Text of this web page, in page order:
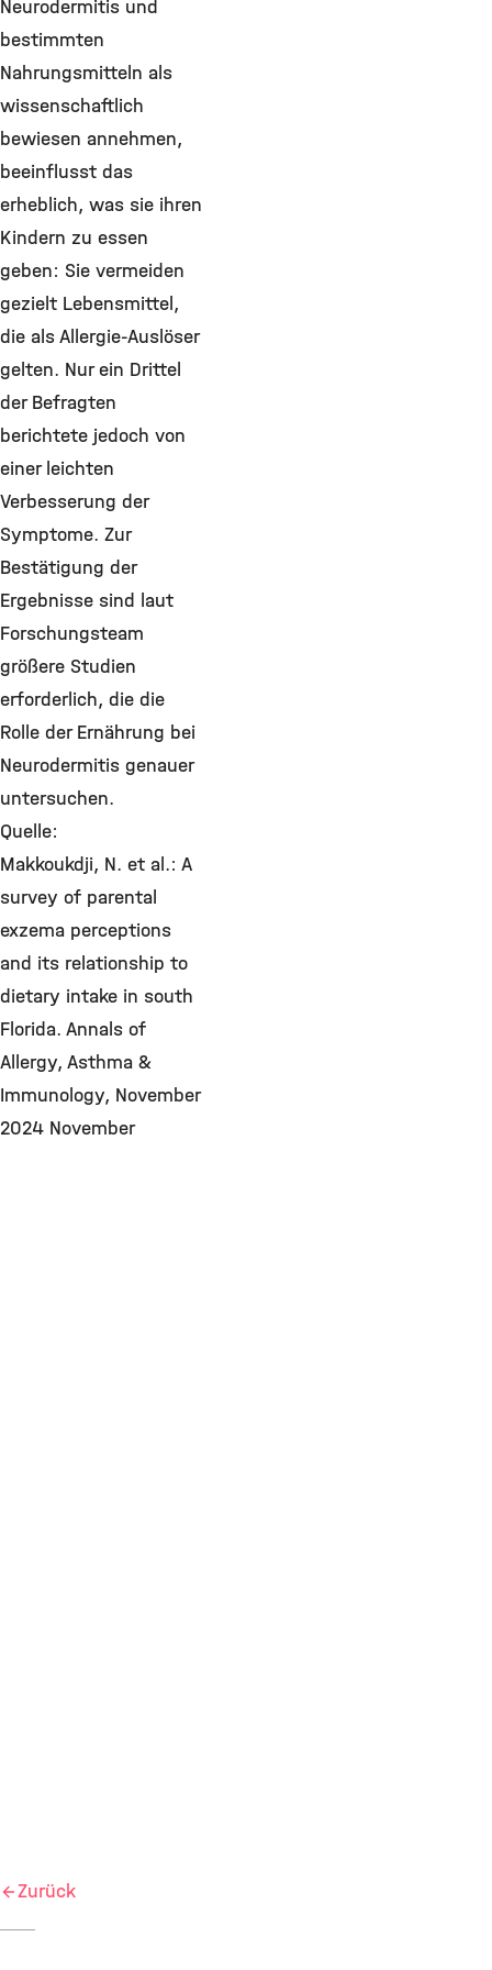
Neurodermitis und
bestimmten
Nahrungsmitteln als
wissenschaftlich
bewiesen annehmen,
beeinflusst das
erheblich, was sie ihren
Kindern zu essen
geben: Sie vermeiden
gezielt Lebensmittel,
die als Allergie-Auslöser
gelten. Nur ein Drittel
der Befragten
berichtete jedoch von
einer leichten
Verbesserung der
Symptome. Zur
Bestätigung der
Ergebnisse sind laut
Forschungsteam
größere Studien
erforderlich, die die
Rolle der Ernährung bei
Neurodermitis genauer
untersuchen.
Quelle:
Makkoukdji, N. et al.: A
survey of parental
exzema perceptions
and its relationship to
dietary intake in south
Florida. Annals of
Allergy, Asthma &
Immunology, November
2024 November
Zurück